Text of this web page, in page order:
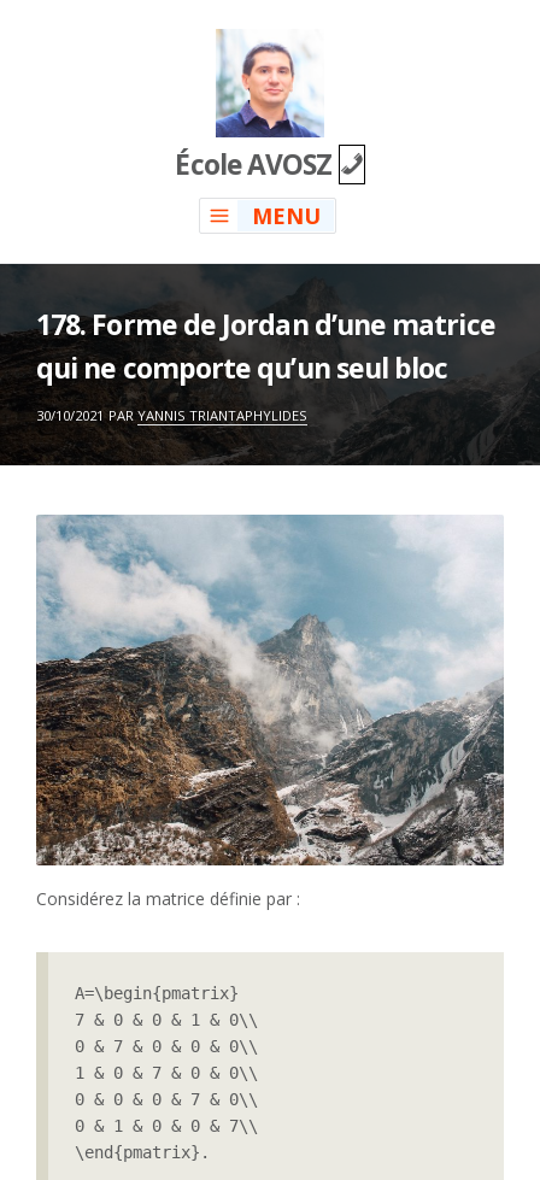
École AVOSZ
MENU
178. Forme de Jordan d’une matrice
qui ne comporte qu’un seul bloc
ON
30/10/2021 PARYANNIS TRIANTAPHYLIDES
Considérez la matrice définie par :
A=\begin{pmatrix}
7 & 0 & 0 & 1 & 0\\
0 & 7 & 0 & 0 & 0\\
1 & 0 & 7 & 0 & 0\\
0 & 0 & 0 & 7 & 0\\
0 & 1 & 0 & 0 & 7\\
\end{pmatrix}.